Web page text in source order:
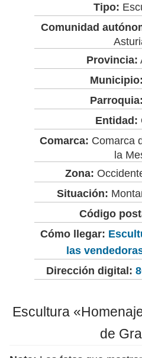
Tipo:
Comunidad
Provincia:
Municipio:
Parroquia:
Entidad:
Comarca: Comarca
la
Zona:
Situación:
Código
Cómo llegar:
las
Dirección digital:
Escultura
de